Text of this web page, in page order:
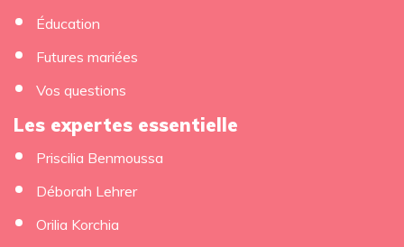
Éducation
Futures mariées
Vos questions
Les expertes essentielle
Priscilia Benmoussa
Déborah Lehrer
Orilia Korchia